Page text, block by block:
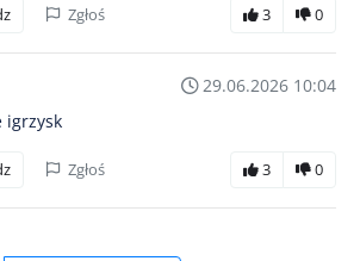
Zgłoś 3 0
29.06.2026 10:04
igrzysk
Zgłoś 3 0